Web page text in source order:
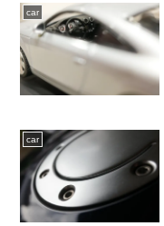
car
car